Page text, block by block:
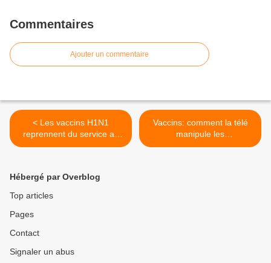
Commentaires
Ajouter un commentaire
< Les vaccins H1N1
reprennent du service au
Chili!
Vaccins: comment la télé
manipule les
téléspectateurs >
Hébergé par Overblog
Top articles
Pages
Contact
Signaler un abus